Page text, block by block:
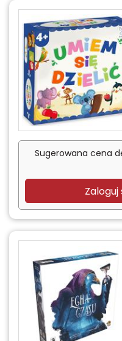
Sugerowana cena
Zaloguj